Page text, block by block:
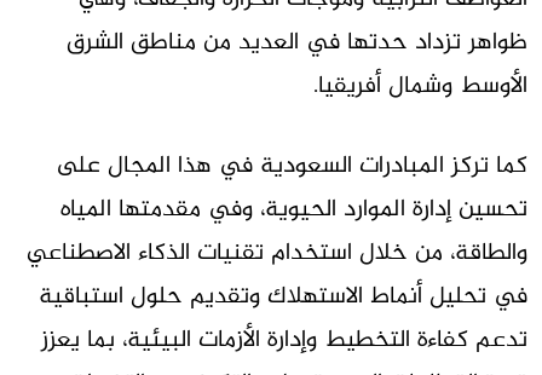
ظواهر تزداد حدتها في العديد من مناطق الشرق
الأوسط وشمال أفريقيا.
كما تركز المبادرات السعودية في هذا المجال على
تحسين إدارة الموارد الحيوية، وفي مقدمتها المياه
والطاقة، من خلال استخدام تقنيات الذكاء الاصطناعي
في تحليل أنماط الاستهلاك وتقديم حلول استباقية
تدعم كفاءة التخطيط وإدارة الأزمات البيئية، بما يعزز